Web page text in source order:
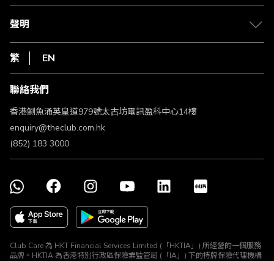
常見問題
csl.
1010
HKT
聲明
私隱聲明
使用條款
條款及細則
不歧視及不騷擾聲明
認可牌照及通告
繁 EN
聯絡我們
香港鰂魚涌英皇道979號太古坊電訊盈科中心14樓
enquiry@theclub.com.hk
(852) 183 3000
Club Care 為 HKT Financial Services Limited (「HKTIA」) 所經營的一個服務
品牌。HKTIA 為香港特別行政區保險業監管局 (「IA」) 下的持牌保險代理機構